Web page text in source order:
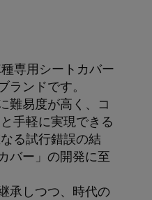
専用シートカバー
ランドです。
難易度が高く、コ
手軽に実現できる
る試行錯誤の結
バー」の開発に至
承しつつ、時代の